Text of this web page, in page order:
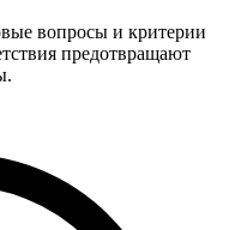
вопросы и критерии
предотвращают